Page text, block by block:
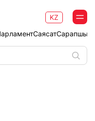
Саясат
KZ